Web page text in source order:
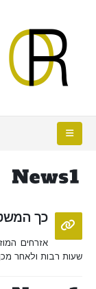
כך
אזרחים
שעות רבות ולאחר